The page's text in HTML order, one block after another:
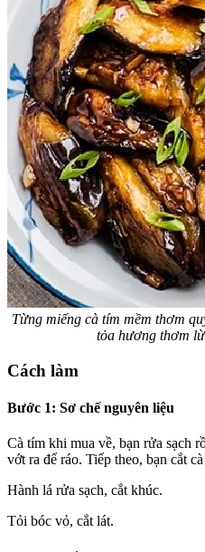
Từng miếng cà tím mềm thơm
tỏa hương thơm
Cách làm
Bước 1: Sơ chế nguyên liệu
Cà tím khi mua về, bạn rửa sạch
vớt ra để ráo. Tiếp theo, bạn cắt
Hành lá rửa sạch, cắt khúc.
Tỏi bóc vỏ, cắt lát.